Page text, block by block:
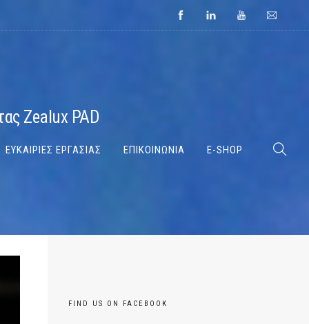
ΕΥΚΑΙΡΙΕΣ ΕΡΓΑΣΙΑΣ ΕΠΙΚΟΙΝΩΝΙΑ E-SHOP
Zealux PAD
FIND US ON FACEBOOK